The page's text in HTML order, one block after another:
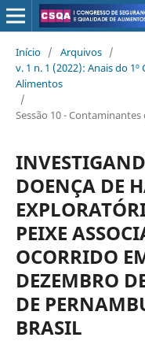
Início / Arquivos /
v. 1 n. 1 (2022): Anais do
Alimentos
/
Sessão 10 -
DOENÇA DE
PEIXE
OCORRIDO
DEZEMBRO
DE
BRASIL